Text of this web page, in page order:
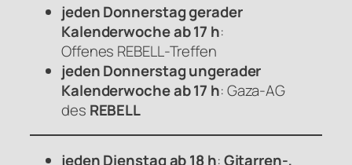
jeden Donnerstag gerader
Kalenderwoche ab 17 h:
Offenes REBELL-Treffen
jeden Donnerstag ungerader
Kalenderwoche ab 17 h: Gaza-AG
des REBELL
jeden Dienstag ab 18 h:Gitarren-,